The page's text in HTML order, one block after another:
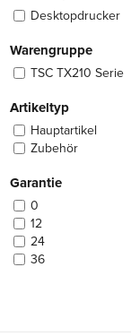
Desktopdrucker
Warengruppe
TSC TX210 Serie
Artikeltyp
Hauptartikel
Zubehör
Garantie
0
12
24
36